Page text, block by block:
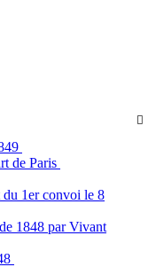

de Paris
du 1er convoi le 8
1848 par Vivant